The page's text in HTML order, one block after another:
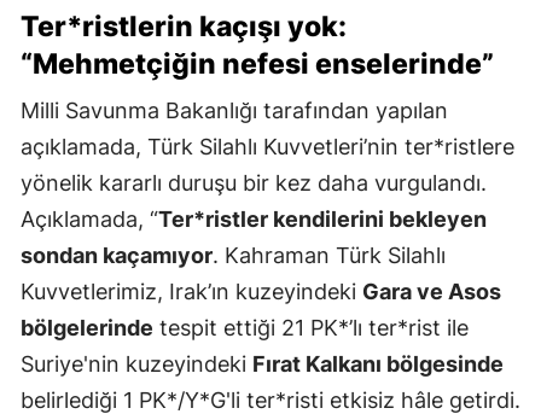
Ter*ristlerin kaçışı yok:
“Mehmetçiğin nefesi enselerinde”
Milli Savunma Bakanlığı tarafından yapılan
açıklamada, Türk Silahlı Kuvvetleri’nin ter*ristlere
yönelik kararlı duruşu bir kez daha vurgulandı.
Açıklamada, “Ter*ristler kendilerini bekleyen
sondan kaçamıyor. Kahraman Türk Silahlı
Kuvvetlerimiz, Irak’ın kuzeyindeki Gara ve Asos
bölgelerinde tespit ettiği 21 PK*’lı ter*rist ile
Suriye'nin kuzeyindeki Fırat Kalkanı bölgesinde
belirlediği 1 PK*/Y*G'li ter*risti etkisiz hâle getirdi.